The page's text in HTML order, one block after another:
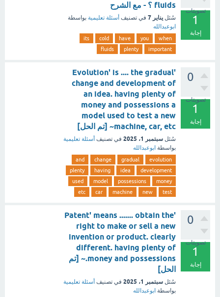
تصويتات
1
إجابة
fluids ؟ - مع الشرح
سُئل يناير 7 في تصنيف أسئلة تعليمية بواسطة
ابوعبدالله
when
you
have
cold
its
important
plenty
fluids
0
تصويتات
1
إجابة
'Evolution' is .... the gradual
change and development of
an idea. having plenty of
money and possessions a
model used to test a new
machine, car, etc~ [تم الحل]
سُئل سبتمبر 1، 2025 في تصنيف أسئلة تعليمية
بواسطة ابوعبدالله
evolution
gradual
change
and
development
idea
having
plenty
money
possessions
model
used
test
new
machine
car
etc
0
تصويتات
1
إجابة
'Patent' means ....... obtain the
right to make or sell a new
invention or product. clearly
different. having plenty of
money and possessions.~ [تم
الحل]
سُئل سبتمبر 1، 2025 في تصنيف أسئلة تعليمية
بواسطة ابوعبدالله